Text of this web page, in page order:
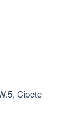
Cipete